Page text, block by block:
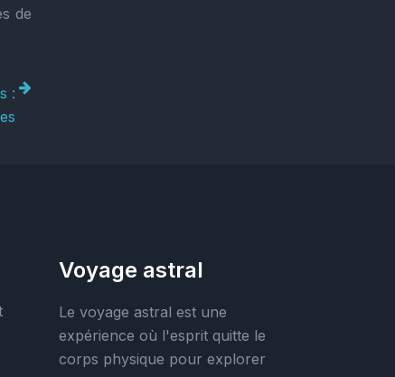
de
:
Voyage astral
Le voyage astral est une
expérience où l'esprit quitte le
corps physique pour explorer